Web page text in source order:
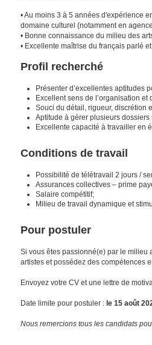
• Au moins 3 à 5 années d'expérience
domaine culturel (notamment en
• Bonne connaissance du milieu des
• Excellente maîtrise du français parlé
Profil recherché
Présenter d’excellentes aptitudes
Excellent sens de l’organisation et
Souci du détail, rigueur, discrétion
Aptitude à gérer plusieurs
Excellente capacité à travailler en
Conditions de travail
Possibilité de télétravail 2 jours /
Assurances collectives – prime
Salaire compétitif;
Milieu de travail dynamique et
Pour postuler
Si vous êtes passionné(e) par le milieu
artistes et possédez des compétences
Envoyez votre CV et une lettre de
Date limite pour postuler : le 15 août
Nous remercions tous les candidats